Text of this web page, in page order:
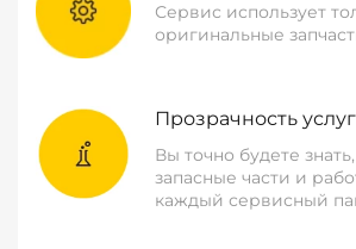
Сервис использует
оригинальные
Прозрачность услуг
Вы точно будете
запасные части и
каждый сервисный